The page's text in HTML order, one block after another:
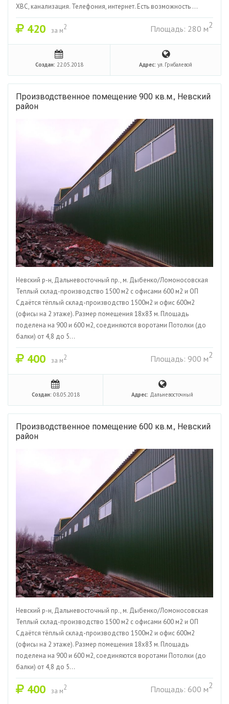
ХВС, канализация. Телефония, интернет. Есть возможность ...
420 за м2 Площадь: 280 м2
Создан: 22.05.2018 Адрес: ул. Грибалевой
Производственное помещение 900 кв.м., Невский
район
Невский р-н, Дальневосточный пр., м. Дыбенко/Ломоносовская
Теплый склад-производство 1500 м2 с офисами 600 м2 и ОП
Сдаётся тёплый склад-производство 1500м2 и офис 600м2
(офисы на 2 этаже). Размер помещения 18х83 м. Площадь
поделена на 900 и 600 м2, соединяются воротами Потолки (до
балки) от 4,8 до 5...
400 за м2 Площадь: 900 м2
Создан: 08.05.2018 Адрес: Дальневосточный
Производственное помещение 600 кв.м., Невский
район
Невский р-н, Дальневосточный пр., м. Дыбенко/Ломоносовская
Теплый склад-производство 1500 м2 с офисами 600 м2 и ОП
Сдаётся тёплый склад-производство 1500м2 и офис 600м2
(офисы на 2 этаже). Размер помещения 18х83 м. Площадь
поделена на 900 и 600 м2, соединяются воротами Потолки (до
балки) от 4,8 до 5...
400 за м2 Площадь: 600 м2